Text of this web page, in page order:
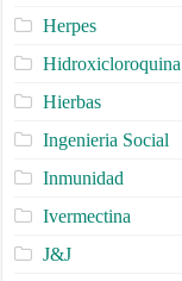
Herpes
Hidroxicloroquina
Hierbas
Ingenieria Social
Inmunidad
Ivermectina
J&J